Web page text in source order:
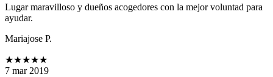
Lugar maravilloso y dueños acogedores con la mejor voluntad para
ayudar.
Mariajose P.
★★★★★
7 mar 2019